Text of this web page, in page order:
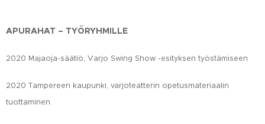
APURAHAT – TYÖRYHMILLE
2020 Majaoja-säätiö, Varjo Swing Show -esityksen työstämiseen
2020 Tampereen kaupunki, varjoteatterin opetusmateriaalin
tuottaminen